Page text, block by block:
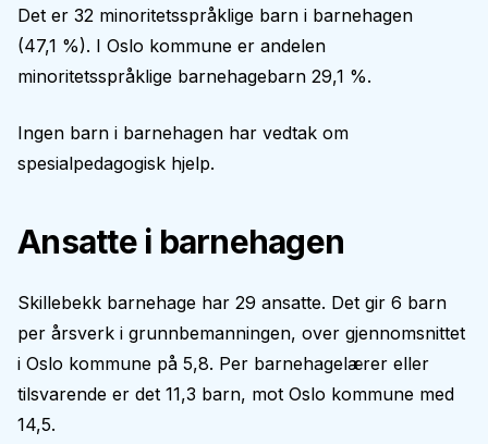
Det er 32 minoritetsspråklige barn i barnehagen
(47,1 %). I Oslo kommune er andelen
minoritetsspråklige barnehagebarn 29,1 %.
Ingen barn i barnehagen har vedtak om
spesialpedagogisk hjelp.
Ansatte i barnehagen
Skillebekk barnehage har 29 ansatte. Det gir 6 barn
per årsverk i grunnbemanningen, over gjennomsnittet
i Oslo kommune på 5,8. Per barnehagelærer eller
tilsvarende er det 11,3 barn, mot Oslo kommune med
14,5.